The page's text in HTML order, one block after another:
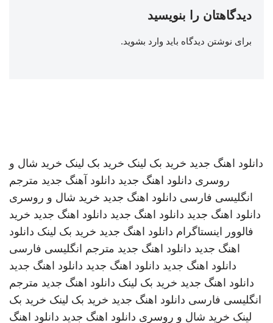
دیدگاهتان را بنویسید
برای نوشتن دیدگاه باید وارد بشوید.
دانلود اهنگ جدید خرید بک لینک خرید بک لینک خرید شال و
روسری دانلود اهنگ جدید دانلود آهنگ جدید مترجم
انگلیسی فارسی دانلود اهنگ جدید خرید شال و روسری
دانلود اهنگ جدید دانلود اهنگ جدید دانلود اهنگ جدید خرید
فالوور اینستاگرام دانلود اهنگ جدید خرید بک لینک دانلود
اهنگ جدید دانلود اهنگ جدید مترجم انگلیسی فارسی
دانلود اهنگ جدید دانلود اهنگ جدید دانلود اهنگ جدید
دانلود اهنگ جدید خرید بک لینک دانلود اهنگ جدید مترجم
انگلیسی فارسی دانلود اهنگ جدید خرید بک لینک خرید بک
لینک خرید شال و روسری دانلود اهنگ جدید دانلود اهنگ